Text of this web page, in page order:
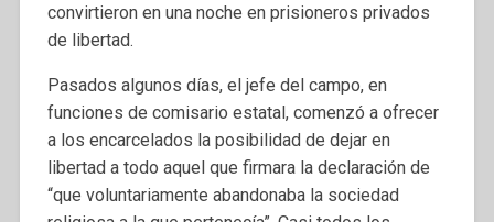
convirtieron en una noche en prisioneros privados
de libertad.
Pasados algunos días, el jefe del campo, en
funciones de comisario estatal, comenzó a ofrecer
a los encarcelados la posibilidad de dejar en
libertad a todo aquel que firmara la declaración de
“que voluntariamente abandonaba la sociedad